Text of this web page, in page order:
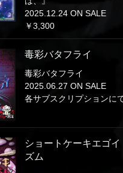
2025.12.24 ON SALE
￥3,300
毒彩バタフライ
毒彩バタフライ
2025.06.27 ON SALE
各サブスクリプションに
ショートケーキエゴイ
ズム